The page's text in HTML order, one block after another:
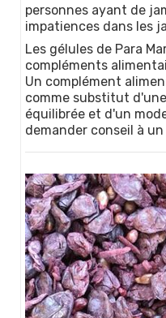
personnes ayant de
impatiences dans les
Les gélules de Para
compléments
Un complément
comme substitut
équilibrée et d'un
demander conseil à